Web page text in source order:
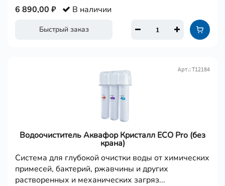
Быстрый заказ
6 890,00 ₽ В наличии
Водоочиститель Аквафор Кристалл ECO Pro (без
крана)
Арт.: Т12184
Cистема для глубокой очистки воды от химических
примесей, бактерий, ржавчины и других
растворенных и механических загряз...